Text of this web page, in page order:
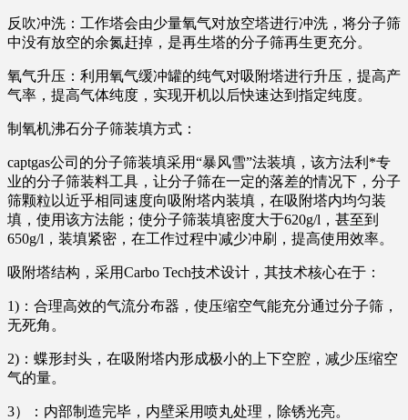
反吹冲洗：工作塔会由少量氧气对放空塔进行冲洗，将分子筛
中没有放空的余氮赶掉，是再生塔的分子筛再生更充分。
氧气升压：利用氧气缓冲罐的纯气对吸附塔进行升压，提高产
气率，提高气体纯度，实现开机以后快速达到指定纯度。
制氧机沸石分子筛装填方式：
captgas公司的分子筛装填采用“暴风雪”法装填，该方法利*专
业的分子筛装料工具，让分子筛在一定的落差的情况下，分子
筛颗粒以近乎相同速度向吸附塔内装填，在吸附塔内均匀装
填，使用该方法能；使分子筛装填密度大于620g/l，甚至到
650g/l，装填紧密，在工作过程中减少冲刷，提高使用效率。
吸附塔结构，采用Carbo Tech技术设计，其技术核心在于：
1)：合理高效的气流分布器，使压缩空气能充分通过分子筛，
无死角。
2)：蝶形封头，在吸附塔内形成极小的上下空腔，减少压缩空
气的量。
3）：内部制造完毕，内壁采用喷丸处理，除锈光亮。